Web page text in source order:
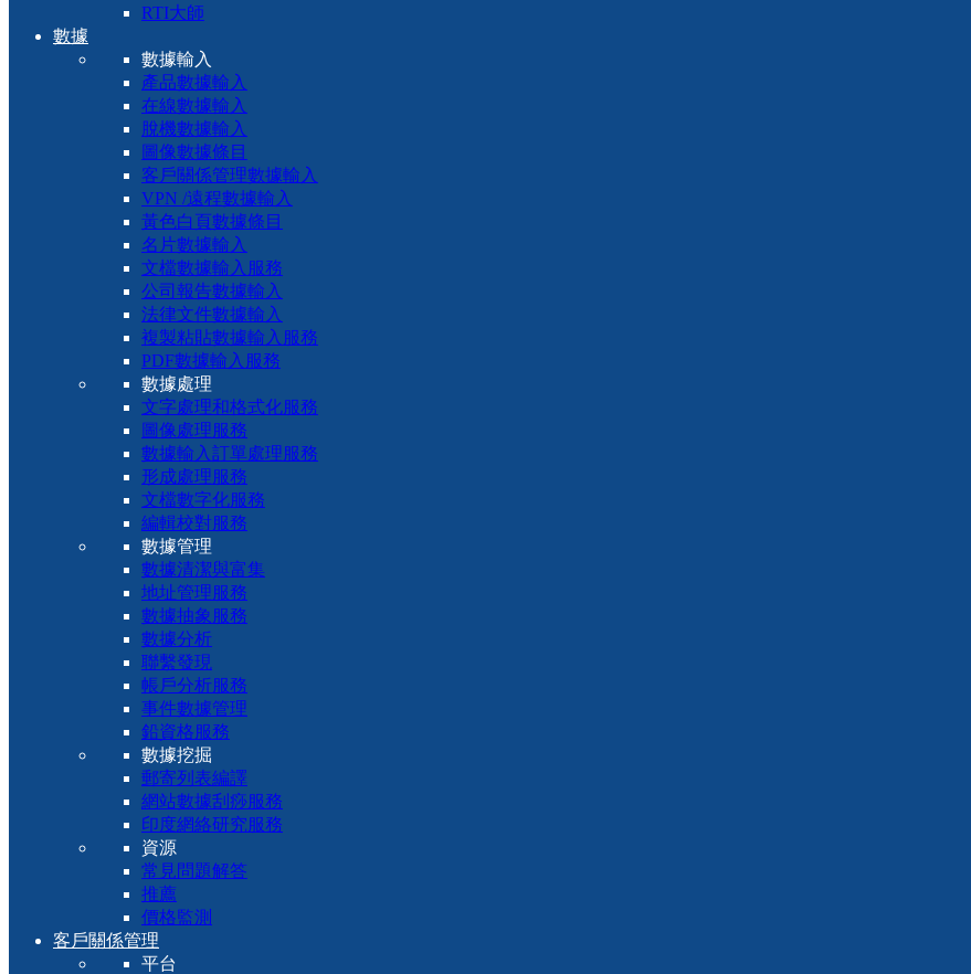
RTI大師
數據
數據輸入
產品數據輸入
在線數據輸入
脫機數據輸入
圖像數據條目
客戶關係管理數據輸入
VPN /遠程數據輸入
黃色白頁數據條目
名片數據輸入
文檔數據輸入服務
公司報告數據輸入
法律文件數據輸入
複製粘貼數據輸入服務
PDF數據輸入服務
數據處理
文字處理和格式化服務
圖像處理服務
數據輸入訂單處理服務
形成處理服務
文檔數字化服務
編輯校對服務
數據管理
數據清潔與富集
地址管理服務
數據抽象服務
數據分析
聯繫發現
帳戶分析服務
事件數據管理
鉛資格服務
數據挖掘
郵寄列表編譯
網站數據刮痧服務
印度網絡研究服務
資源
常見問題解答
推薦
價格監測
客戶關係管理
平台